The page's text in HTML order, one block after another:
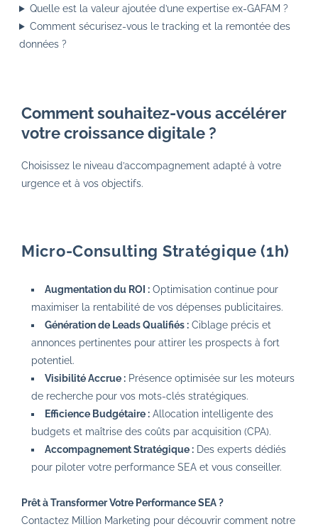
Quelle est la valeur ajoutée d’une expertise ex-GAFAM ?
Comment sécurisez-vous le tracking et la remontée des
données ?
Comment souhaitez-vous accélérer
votre croissance digitale ?
Choisissez le niveau d’accompagnement adapté à votre
urgence et à vos objectifs.
Micro-Consulting Stratégique (1h)
Augmentation du ROI : Optimisation continue pour
maximiser la rentabilité de vos dépenses publicitaires.
Génération de Leads Qualifiés : Ciblage précis et
annonces pertinentes pour attirer les prospects à fort
potentiel.
Visibilité Accrue : Présence optimisée sur les moteurs
de recherche pour vos mots-clés stratégiques.
Efficience Budgétaire : Allocation intelligente des
budgets et maîtrise des coûts par acquisition (CPA).
Accompagnement Stratégique : Des experts dédiés
pour piloter votre performance SEA et vous conseiller.
Prêt à Transformer Votre Performance SEA ?
Contactez Million Marketing pour découvrir comment notre